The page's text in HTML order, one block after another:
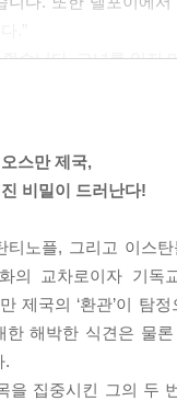
습니다. 그녀를 잊지
를 돌렸다.
인으로 삼아야 합니
.
성물 중의 성물이죠, 선
스만 제국,
비밀이 드러난다!
티노플, 그리고 이스
의 교차로이자 기
제국의 ‘환관’이
한 해박한 식견은 물
.
을 집중시킨 그의 두